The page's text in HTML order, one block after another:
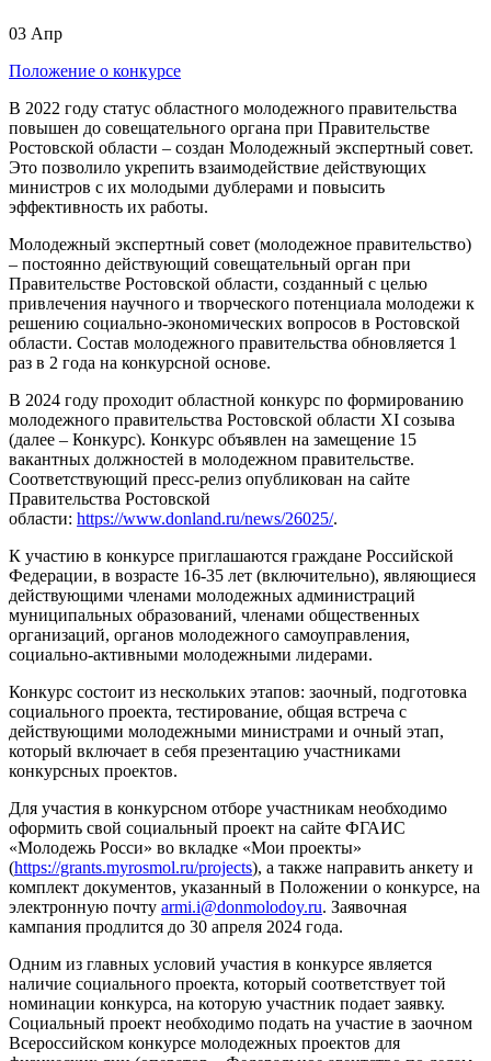
03 Апр
Положение о конкурсе
В 2022 году статус областного молодежного правительства
повышен до совещательного органа при Правительстве
Ростовской области – создан Молодежный экспертный совет.
Это позволило укрепить взаимодействие действующих
министров с их молодыми дублерами и повысить
эффективность их работы.
Молодежный экспертный совет (молодежное правительство)
– постоянно действующий совещательный орган при
Правительстве Ростовской области, созданный с целью
привлечения научного и творческого потенциала молодежи к
решению социально-экономических вопросов в Ростовской
области. Состав молодежного правительства обновляется 1
раз в 2 года на конкурсной основе.
В 2024 году проходит областной конкурс по формированию
молодежного правительства Ростовской области XI созыва
(далее – Конкурс). Конкурс объявлен на замещение 15
вакантных должностей в молодежном правительстве.
Соответствующий пресс-релиз опубликован на сайте
Правительства Ростовской
области: https://www.donland.ru/news/26025/.
К участию в конкурсе приглашаются граждане Российской
Федерации, в возрасте 16-35 лет (включительно), являющиеся
действующими членами молодежных администраций
муниципальных образований, членами общественных
организаций, органов молодежного самоуправления,
социально-активными молодежными лидерами.
Конкурс состоит из нескольких этапов: заочный, подготовка
социального проекта, тестирование, общая встреча с
действующими молодежными министрами и очный этап,
который включает в себя презентацию участниками
конкурсных проектов.
Для участия в конкурсном отборе участникам необходимо
оформить свой социальный проект на сайте ФГАИС
«Молодежь Росси» во вкладке «Мои проекты»
(https://grants.myrosmol.ru/projects), а также направить анкету и
комплект документов, указанный в Положении о конкурсе, на
электронную почту armi.i@donmolodoy.ru. Заявочная
кампания продлится до 30 апреля 2024 года.
Одним из главных условий участия в конкурсе является
наличие социального проекта, который соответствует той
номинации конкурса, на которую участник подает заявку.
Социальный проект необходимо подать на участие в заочном
Всероссийском конкурсе молодежных проектов для